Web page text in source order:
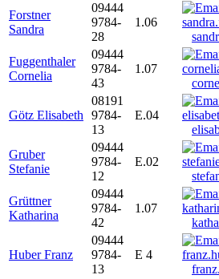
Forstner
Sandra
09444
9784-
28
1.06
Fuggenthaler
Cornelia
09444
9784-
43
1.07
Götz Elisabeth
08191
9784-
13
E.04
Gruber
Stefanie
09444
9784-
12
E.02
Grüttner
Katharina
09444
9784-
42
1.07
Huber Franz
09444
9784-
13
E 4